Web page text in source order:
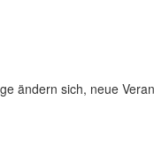
ändern sich, neue